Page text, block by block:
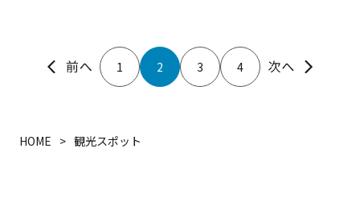
1 2 3 4
HOME 観光スポット